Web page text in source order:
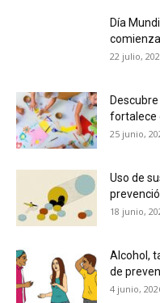
Día
22 julio,
fortalece
25 junio,
Uso de
18 junio,
Alcohol,
de
4 junio,